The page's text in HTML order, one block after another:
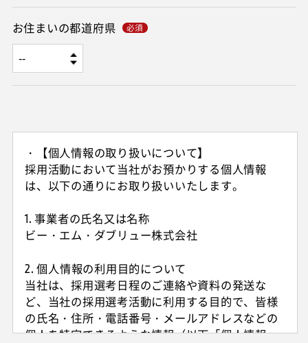
お住まいの都道府県
・【個人情報の取り扱いについて】
採用活動において当社がお預かりする個人情報
は、以下の通りにお取り扱いいたします。
1. 事業者の氏名又は名称
ビー・エム・ダブリュー株式会社
2. 個人情報の利用目的について
当社は、採用選考日程のご連絡や資料の発送な
ど、当社の採用選考活動に利用する目的で、皆様
の氏名・住所・電話番号・メールアドレスなどの
個人を特定できるような情報（以下「個人情報」